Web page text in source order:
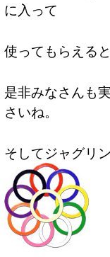
に入って
使ってもらえる
是非みなさんも
さいね。
そしてジャグリ